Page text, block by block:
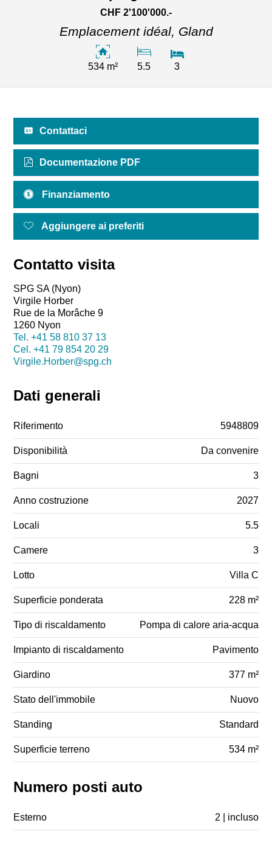
CHF 2'100'000.-
Emplacement idéal, Gland
534 m² 5.5 3
Contattaci
Documentazione PDF
Finanziamento
Aggiungere ai preferiti
Contatto visita
SPG SA (Nyon)
Virgile Horber
Rue de la Morâche 9
1260 Nyon
Tel.+41 58 810 37 13
Cel.+41 79 854 20 29
Virgile.Horber@spg.ch
Dati generali
Riferimento 5948809
Disponibilità Da convenire
Bagni 3
Anno costruzione 2027
Locali 5.5
Camere 3
Lotto Villa C
Superficie ponderata 228 m²
Tipo di riscaldamento Pompa di calore aria-acqua
Impianto di riscaldamento Pavimento
Giardino 377 m²
Stato dell'immobile Nuovo
Standing Standard
Superficie terreno 534 m²
Numero posti auto
Esterno 2 | incluso